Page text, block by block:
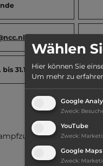
bis 31.10.
Wählen
Hier können Sie
Um mehr zu
Google
Zweck:
YouTube
Zweck:
Google Maps
Zweck: